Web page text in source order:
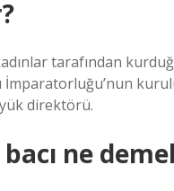
tarafından
İmparatorluğu’nun
direktörü.
ne